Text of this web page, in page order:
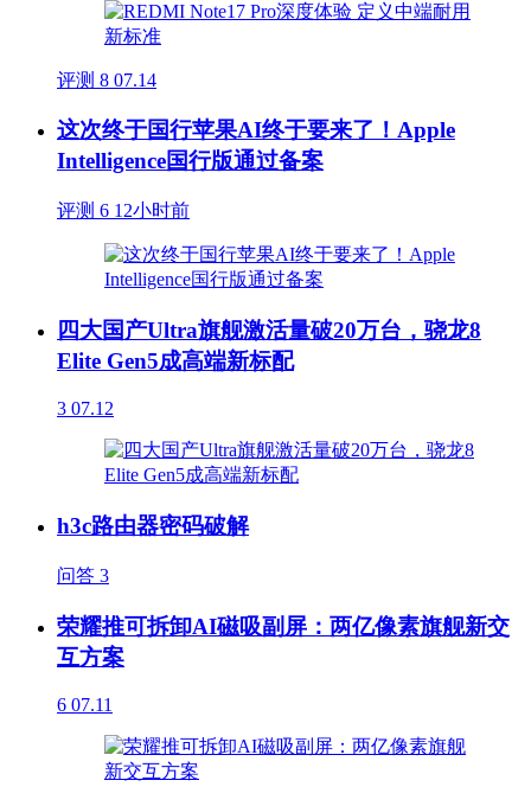
评测 8 07.14
这次终于国行苹果AI终于要来了！Apple
Intelligence国行版通过备案
评测 6 12小时前
四大国产Ultra旗舰激活量破20万台，骁龙8
Elite Gen5成高端新标配
3 07.12
h3c路由器密码破解
问答 3
荣耀推可拆卸AI磁吸副屏：两亿像素旗舰新交
互方案
6 07.11